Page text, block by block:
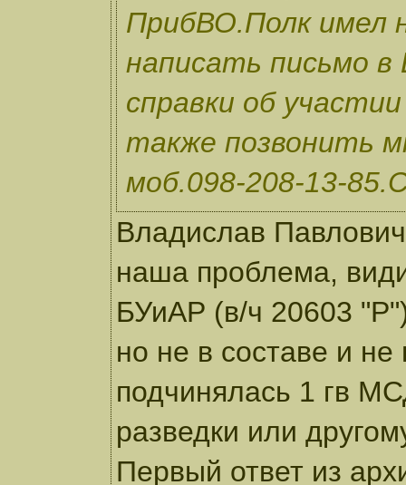
ПрибВО.Полк имел
написать письмо
справки об
также позвонить
моб.098-208-13-
Владислав
наша проблема,
БУиАР (в/ч 20603
но не в составе и
подчинялась 1 гв
разведки или
Первый ответ из